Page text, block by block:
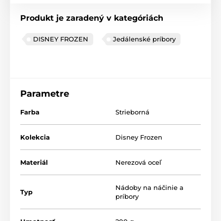
Produkt je zaradený v kategóriách
DISNEY FROZEN Jedálenské príbory
Parametre
Farba Strieborná
Kolekcia Disney Frozen
Materiál Nerezová oceľ
Typ
Nádoby na náčinie a
príbory